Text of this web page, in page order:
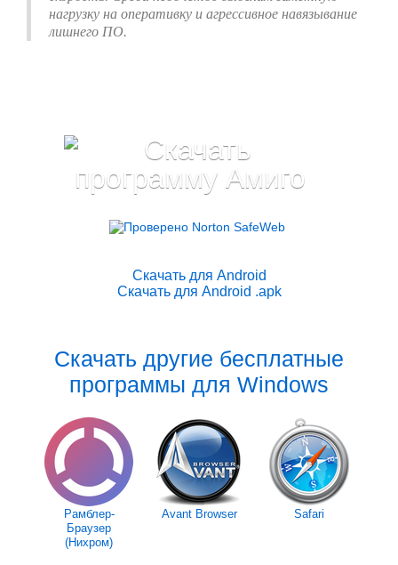
нагрузку на оперативку и агрессивное навязывание
лишнего ПО.
Скачать для Android
Скачать для Android .apk
Скачать другие бесплатные
программы для Windows
Рамблер-
Браузер
(Нихром)
Avant Browser Safari